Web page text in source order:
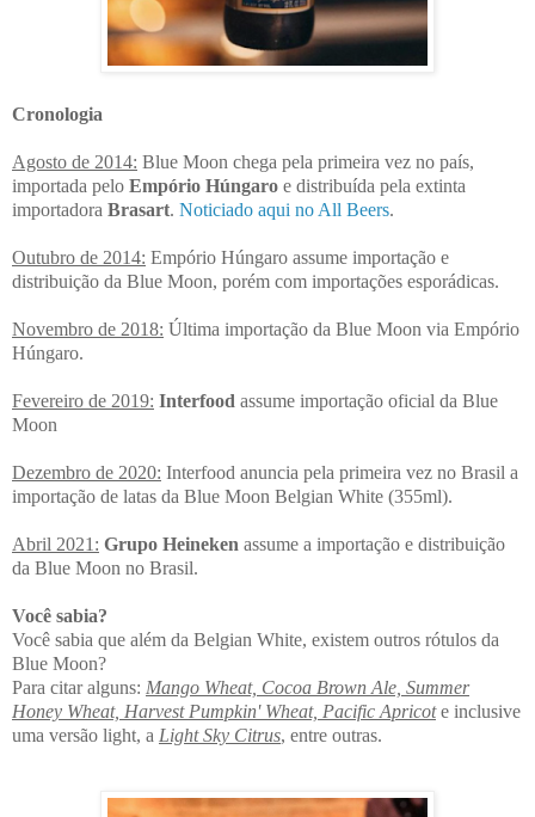
Cronologia
Agosto de 2014: Blue Moon chega pela primeira vez no país,
importada pelo Empório Húngaro e distribuída pela extinta
importadora Brasart. Noticiado aqui no All Beers.
Outubro de 2014: Empório Húngaro assume importação e
distribuição da Blue Moon, porém com importações esporádicas.
Novembro de 2018: Última importação da Blue Moon via Empório
Húngaro.
Fevereiro de 2019: Interfood assume importação oficial da Blue
Moon
Dezembro de 2020: Interfood anuncia pela primeira vez no Brasil a
importação de latas da Blue Moon Belgian White (355ml).
Abril 2021: Grupo Heineken assume a importação e distribuição
da Blue Moon no Brasil.
Você sabia?
Você sabia que além da Belgian White, existem outros rótulos da
Blue Moon?
Para citar alguns: Mango Wheat, Cocoa Brown Ale, Summer
Honey Wheat, Harvest Pumpkin' Wheat, Pacific Apricote inclusive
uma versão light, a Light Sky Citrus, entre outras.